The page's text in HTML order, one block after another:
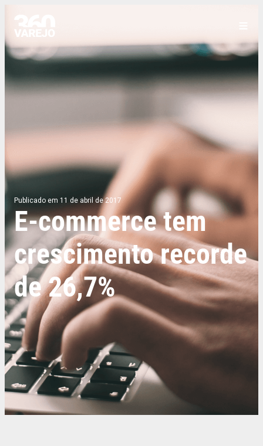
Publicado em 11 de abril de 2017
E-commerce tem
crescimento recorde
de 26,7%